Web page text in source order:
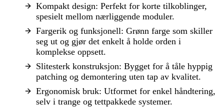
Kompakt design: Perfekt for korte tilkoblinger,
spesielt mellom nærliggende moduler.
Fargerik og funksjonell: Grønn farge som skiller
seg ut og gjør det enkelt å holde orden i
komplekse oppsett.
Slitesterk konstruksjon: Bygget for å tåle hyppig
patching og demontering uten tap av kvalitet.
Ergonomisk bruk: Utformet for enkel håndtering,
selv i trange og tettpakkede systemer.